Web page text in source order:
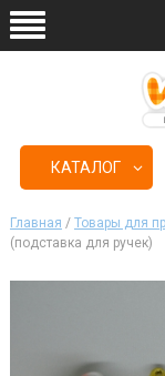
КАТАЛОГ
Главная / Товары для
(подставка для ручек)